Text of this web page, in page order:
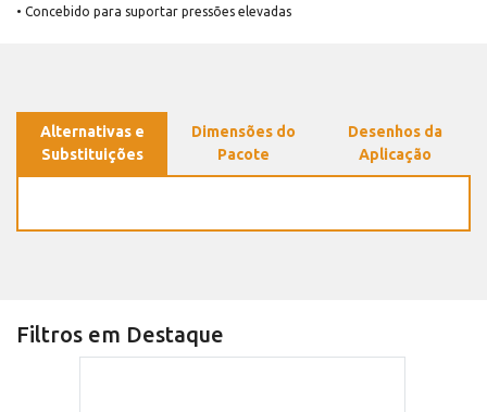
• Concebido para suportar pressões elevadas
Alternativas e
Substituições
Dimensões do
Pacote
Desenhos da
Aplicação
Filtros em Destaque